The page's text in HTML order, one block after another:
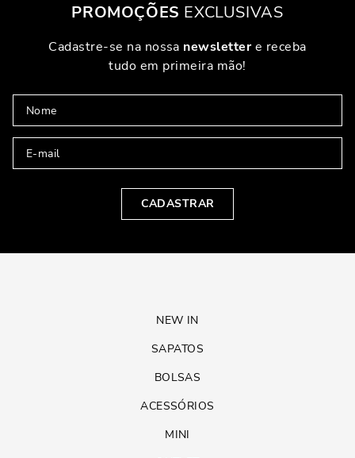
PROMOÇÕES EXCLUSIVAS
Cadastre-se na nossa newslettere receba
tudo em primeira mão!
CADASTRAR
NEW IN
SAPATOS
BOLSAS
ACESSÓRIOS
MINI